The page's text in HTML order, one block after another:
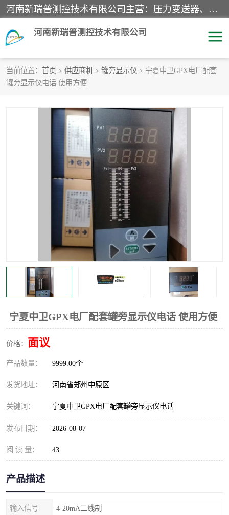
河南新瑞普测控技术有限公司主营：压力变送器、液位变送器、差压变送器、雷达料位计、电容物位计、温度显示控制仪表、电量变送器、流量计、工业自动化系统成套设备。
河南新瑞普测控技术有限公司
当前位置： 首页 > 供应商机 > 罐旁显示仪 > 宁夏中卫GPX电厂配套
罐旁显示仪电话 使用方便
宁夏中卫GPX电厂配套罐旁显示仪电话 使用方便
价格： 面议
产品数量： 9999.00个
发货地址： 河南省郑州中原区
关键词： 宁夏中卫GPX电厂配套罐旁显示仪电话
发布日期： 2026-08-07
阅 读 量： 43
产品描述
输入信号 4-20mA二线制
霍尼韦尔压力变送器
1151/3351产品分类 精巧型压力变送器
雷达料位计
标准型工业压力变送器 罐旁显示仪
温度传感器变送器
电容物位计
温度显示控制仪表 电量变送器
流量计 工业自动化系统成套设备